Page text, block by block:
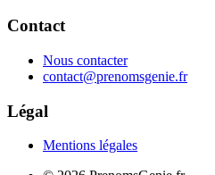
Contact
Nous contacter
contact@prenomsgenie.fr
Légal
Mentions légales